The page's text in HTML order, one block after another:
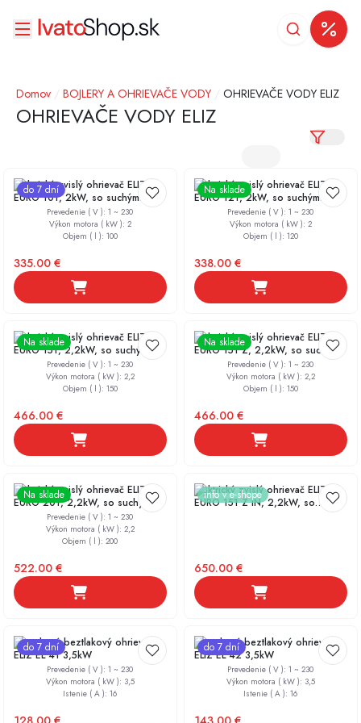
Domov BOJLERY A OHRIEVAČE VODY OHRIEVAČE VODY ELIZ
OHRIEVAČE VODY ELIZ
do 7 dní
Elektrický zvislý ohrievač ELIZ
EURO 101, 2kW, so suchým
keramickým ohrievacím telesom
Prevedenie ( V ):1 ~ 230
Výkon motora ( kW ): 2
Objem ( l ): 100
335.00 €
Na sklade
Elektrický zvislý ohrievač ELIZ
EURO 121, 2kW, so suchým
keramickým ohrievacím telesom
Prevedenie ( V ):1 ~ 230
Výkon motora ( kW ): 2
Objem ( l ): 120
338.00€
Na sklade
Elektrický zvislý ohrievač ELIZ
EURO 151, 2,2kW, so suchým
keramickým ohrievacím telesom
Prevedenie ( V ):1 ~ 230
Výkon motora ( kW ): 2,2
Objem ( l ): 150
466.00 €
Na sklade
Elektrický zvislý ohrievač ELIZ
EURO 151 Z, 2,2kW, so suchým
keramickým ohrievacím telesom
Prevedenie ( V ):1 ~ 230
Výkon motora ( kW ): 2,2
Objem ( l ): 150
466.00€
Na sklade
Elektrický zvislý ohrievač ELIZ
EURO 201, 2,2kW, so suchým
keramickým ohrievacím telesom
Prevedenie ( V ):1 ~ 230
Výkon motora ( kW ): 2,2
Objem ( l ):200
522.00 €
info v e-shope
Elektrický zvislý ohrievač ELIZ
EURO 151 Z IN, 2,2kW, so
650.00€
do 7 dní
Prietokový beztlakový ohrievač
ELIZ EL 41 3,5kW
Prevedenie ( V ):1 ~ 230
Výkon motora ( kW ): 3,5
Istenie ( A ):16
do 7 dní
Prietokový beztlakový ohrievač
ELIZ EL 42 3,5kW
Prevedenie ( V ):1 ~ 230
Výkon motora ( kW ): 3,5
Istenie ( A ):16